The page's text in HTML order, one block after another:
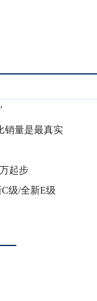
销量是最真实
起步
级/全新E级